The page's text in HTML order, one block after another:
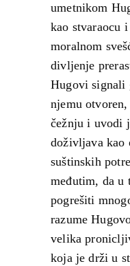
umetnikom
kao stvaraocu
moralnom
divljenje
Hugovi signali
njemu
čežnju i uvodi
doživljava kao
suštinskih
međutim, da u
pogrešiti
razume
velika
koja je drži u